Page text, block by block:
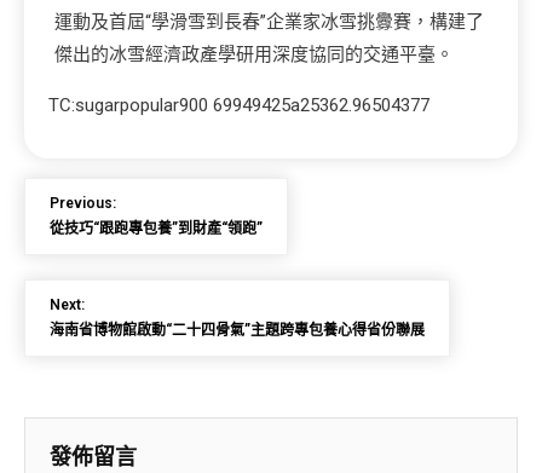
運動及首屆“學滑雪到長春”企業家冰雪挑釁賽，構建了
傑出的冰雪經濟政產學研用深度協同的交通平臺。
TC:sugarpopular900 69949425a25362.96504377
Previous:
從技巧“跟跑專包養”到財產“領跑”
Next:
海南省博物館啟動“二十四骨氣”主題跨專包養心得省份聯展
發佈留言